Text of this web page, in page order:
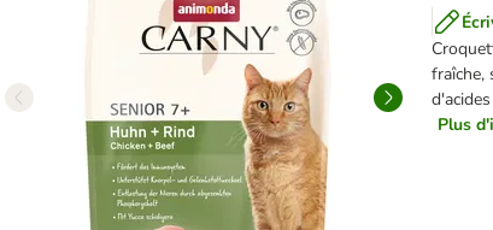
fraîche,
Plus